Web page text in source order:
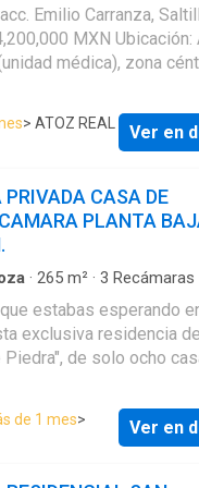
Emilio Carranza,
Ubicación: A unos
médica), zona
* Cocina con
amplio Planta Alta: *
principal con estancia,
* 2 recámaras
para familia
> ATOZ REAL
Ver en
CASA DE
PLANTA
· 265 m² · 3 Recámaras
·Caseta de vigilancia ·
integral·Conserje ·
·Estacionamiento ·
estabas esperando
exclusiva residencia
Piedra", de solo ocho
a pasos de Eulalio
detalles: ​• 🛏️ Tres
de 1 mes>
Ver en